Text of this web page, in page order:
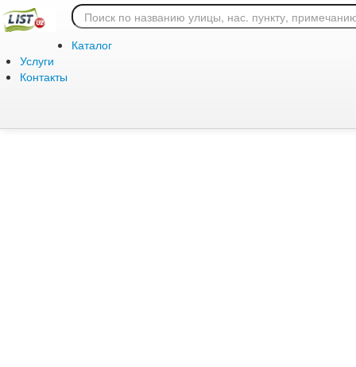
Каталог
Услуги
Контакты
Ошибка 404: страница